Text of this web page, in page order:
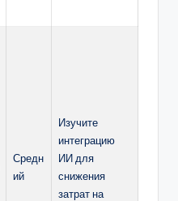
Средн
ий
Изучите
интеграцию
ИИ для
снижения
затрат на